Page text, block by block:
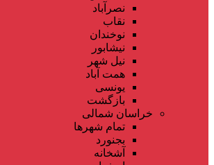
نصرآباد
نقاب
نوخندان
نیشابور
نیل شهر
همت آباد
یونسی
بازگشت
خراسان شمالی
تمام شهر‌ها
بجنورد
آشخانه